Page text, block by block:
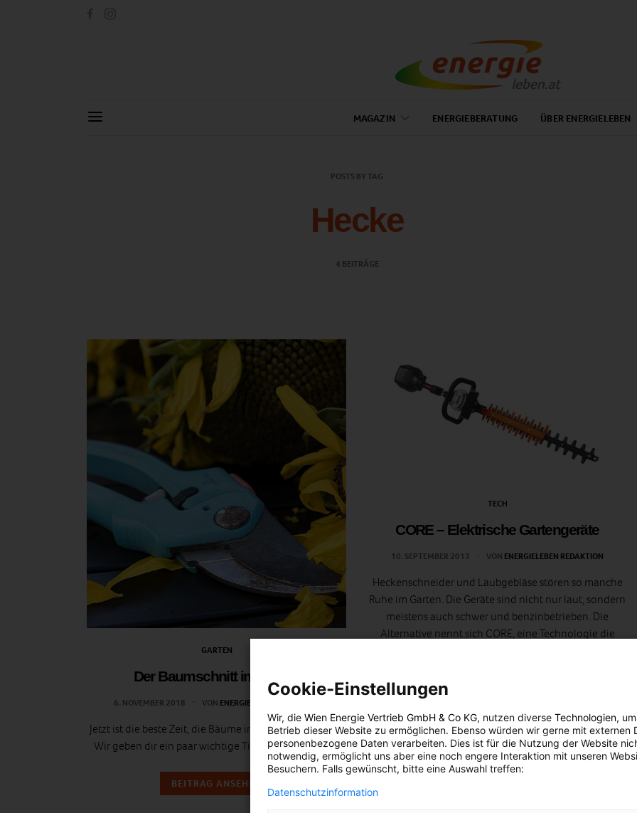
MAGAZIN ENERGIEBERATUNG ÜBER ENERGIELEBEN
POSTS BY TAG
Hecke
4 BEITRÄGE
GARTEN
Der Baumschnitt im Herbst
6. NOVEMBER 2018 VON ENERGIELEBEN REDAKTION
Jetzt ist die beste Zeit, die Bäume im Garten zu pflegen.
Wir geben dir ein paar wichtige Tipps zu dem Thema.
BEITRAG ANSEHEN
TECH
CORE – Elektrische Gartengeräte
10. SEPTEMBER 2013 VON ENERGIELEBEN REDAKTION
Heckenschneider und Laubgebläse stören so manche
Ruhe im Garten. Die Geräte sind nicht nur laut, sondern
meistens auch schwer und benzinbetrieben. Die
Alternative nennt sich CORE, eine Technologie die
TEILEN
Cookie-Einstellungen
Wir, die Wien Energie Vertrieb GmbH & Co KG, nutzen diverse Technologien,
Betrieb dieser Website zu ermöglichen. Ebenso würden wir gerne mit externen
personenbezogene Daten verarbeiten. Dies ist für die Nutzung der Website
notwendig, ermöglicht uns aber eine noch engere Interaktion mit unseren
Besuchern. Falls gewünscht, bitte eine Auswahl treffen:
Datenschutzinformation